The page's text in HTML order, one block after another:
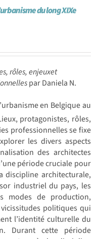
du long XIXe
rôles, enjeuxet
par Daniela N.
en Belgique au
protagonistes, rôles,
professionnelles se fixe
les divers aspects
des architectes
période cruciale pour
discipline architecturale,
industriel du pays, les
modes de production,
politiques qui
l’identité culturelle du
Durant cette période